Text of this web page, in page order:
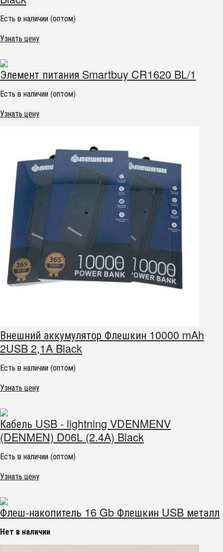
Есть в наличии (оптом)
Узнать цену
Элемент питания Smartbuy CR1620 BL/1
Есть в наличии (оптом)
Узнать цену
Внешний аккумулятор Флешкин 10000 mAh
2USB 2,1A Black
Есть в наличии (оптом)
Узнать цену
Кабель USB - lightning VDENMENV
(DENMEN) D06L (2.4A) Black
Есть в наличии (оптом)
Узнать цену
Флеш-накопитель 16 Gb Флешкин USB металл
Нет в наличии